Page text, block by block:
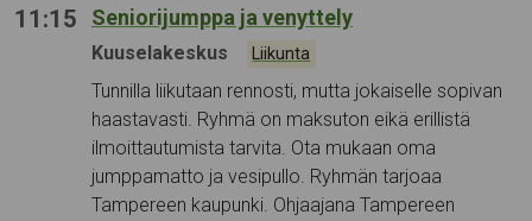
11:15 Seniorijumppa ja venyttely
Tapahtumapaikka:
Kuuselakeskus Kategoriat:
Liikunta
Tunnilla liikutaan rennosti, mutta jokaiselle sopivan
haastavasti. Ryhmä on maksuton eikä erillistä
ilmoittautumista tarvita. Ota mukaan oma
jumppamatto ja vesipullo. Ryhmän tarjoaa
Tampereen kaupunki. Ohjaajana Tampereen